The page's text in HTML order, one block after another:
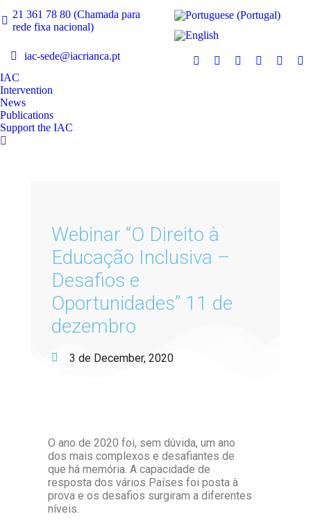
21 361 78 80 (Chamada para
rede fixa nacional)
iac-sede@iacrianca.pt
IAC
Intervention
News
Publications
Support the IAC
Webinar “O Direito à
Educação Inclusiva –
Desafios e
Oportunidades” 11 de
dezembro
3 de December, 2020
O ano de 2020 foi, sem dúvida, um ano
dos mais complexos e desafiantes de
que há memória. A capacidade de
resposta dos vários Países foi posta à
prova e os desafios surgiram a diferentes
níveis.